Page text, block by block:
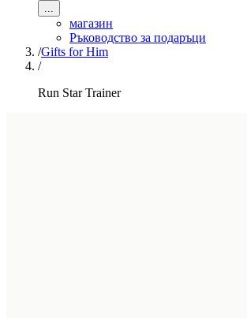
...
магазин
Ръководство за подаръци
/Gifts for Him
/
Run Star Trainer